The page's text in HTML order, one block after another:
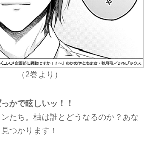
（2巻より）
かで眩しいッ！！
たち。柚は誰とどうなるのか？あな
つかります！